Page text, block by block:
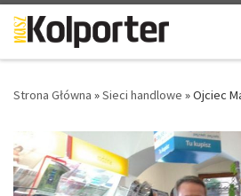
Skip to content
Strona Główna »Sieci handlowe »Ojciec